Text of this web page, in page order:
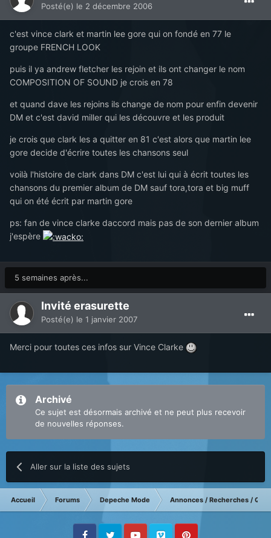
Posté(e) le 2 décembre 2006
c'est vince clark et martin lee gore qui on fondé en 77 le
groupe FRENCH LOOK
puis il ya andrew fletcher les rejoin et ils ont changer le nom
COMPOSITION OF SOUND je crois en 78
et quand dave les rejoins ils change de nom pour enfin devenir
DM et c'est david miller qui les découvre et les produit
je crois que clark les a quitter en 81 c'est alors que martin lee
gore decide d'écrire toutes les chansons seul
voilà l'histoire de clark dans DM c'est lui qui à écrit toutes les
chansons du premier album de DM sauf tora,tora et big muff
qui on été écrit par martin gore
ps: fan de vince clarke daccord mais pas de son dernier album
j'espère
5 semaines après...
Invité erasurette
Posté(e) le 1 janvier 2007
Merci pour toutes ces infos sur Vince Clarke
Archivé
Ce sujet est désormais archivé et ne peut plus recevoir
de nouvelles réponses.
Aller sur la liste des sujets
Accueil Forums Depeche Mode Annonces / Recherches /